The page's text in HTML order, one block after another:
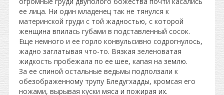
ее лица. Ни один младенец так не тянулся к
материнской груди с той жадностью, с которой
женщина впилась губами в подставленный сосок.
Еще немного и ее горло конвульсивно содрогнулось,
жадно заглатывая что-то. Вязкая зеленоватая
жидкость пробежала по ее шее, капая на землю.
За ее спиной остальные ведьмы подползали к
обезображенному трупу Бледугхадды, кромсая его
ножами, вырывая куски мяса и пожирая их.